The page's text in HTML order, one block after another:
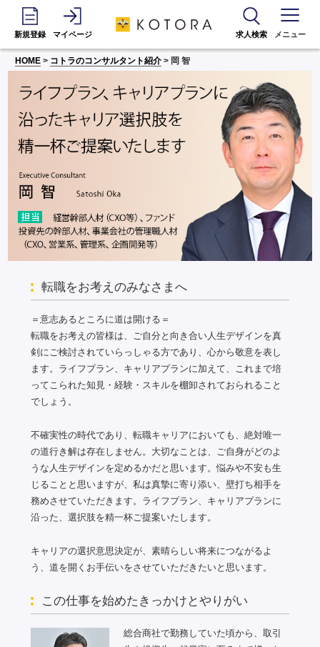
新規登録 マイページ 求人検索 メニュー
HOME > コトラのコンサルタント紹介 > 岡 智
転職をお考えのみなさまへ
＝意志あるところに道は開ける＝
転職をお考えの皆様は、ご自分と向き合い人生デザインを真
剣にご検討されていらっしゃる方であり、心から敬意を表し
ます。ライフプラン、キャリアプランに加えて、これまで培
ってこられた知見・経験・スキルを棚卸されておられること
でしょう。
不確実性の時代であり、転職キャリアにおいても、絶対唯一
の道行き解は存在しません。大切なことは、ご自身がどのよ
うな人生デザインを定めるかだと思います。悩みや不安も生
じることと思いますが、私は真摯に寄り添い、壁打ち相手を
務めさせていただきます。ライフプラン、キャリアプランに
沿った、選択肢を精一杯ご提案いたします。
キャリアの選択意思決定が、素晴らしい将来につながるよ
う、道を開くお手伝いをさせていただきたいと思います。
この仕事を始めたきっかけとやりがい
総合商社で勤務していた頃から、取引